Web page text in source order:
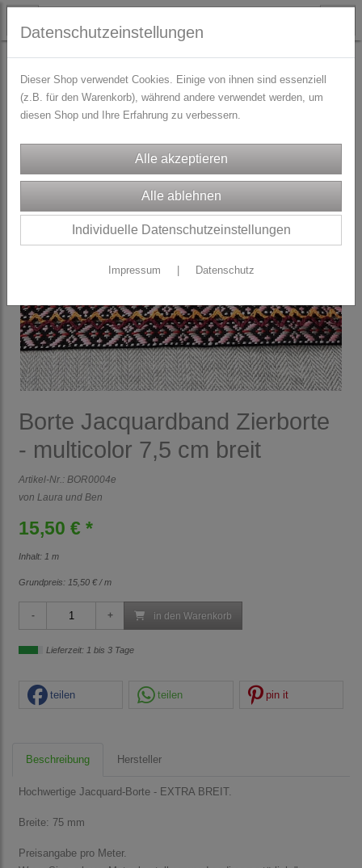
TRACHTENZUBEHÖR Jacquardborten & Webbänder
Borte Jacquardband Zierborte
- multicolor 7,5 cm breit
Artikel-Nr.: BOR0004e
von Laura und Ben
15,50 € *
Inhalt: 1 m
Grundpreis: 15,50 € / m
in den Warenkorb
Lieferzeit: 1 bis 3 Tage
teilen teilen pin it
Beschreibung Hersteller
Hochwertige Jacquard-Borte - EXTRA BREIT.
Breite: 75 mm
Preisangabe pro Meter.
Datenschutzeinstellungen
Dieser Shop verwendet Cookies. Einige von ihnen sind essenziell
(z.B. für den Warenkorb), während andere verwendet werden, um
diesen Shop und Ihre Erfahrung zu verbessern.
Individuelle Datenschutzeinstellungen
Impressum Datenschutz